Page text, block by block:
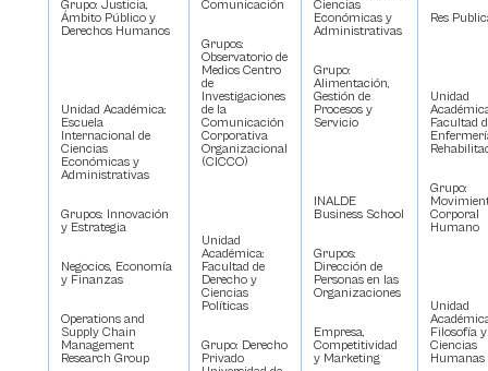
Grupo: Justicia,
Ámbito Público y
Derechos Humanos
Unidad Académica:
Escuela
Internacional de
Ciencias
Económicas y
Administrativas
Grupos: Innovación
y Estrategia
Negocios, Economía
y Finanzas
Operations and
Supply Chain
Management
Research Group
Comunicación
Grupos:
Observatorio de
Medios Centro
de
Investigaciones
de la
Comunicación
Corporativa
Organizacional
(CICCO)
Unidad
Académica:
Facultad de
Derecho y
Ciencias
Políticas
Grupo: Derecho
Privado
Ciencias
Económicas y
Administrativas
Grupo:
Alimentación,
Gestión de
Procesos y
Servicio
INALDE
Business School
Grupos:
Dirección de
Personas en las
Organizaciones
Empresa,
Competitividad
y Marketing
Res
Unidad
Facultad
Grupo:
Corporal
Humano
Unidad
Filosofía y
Ciencias
Humanas